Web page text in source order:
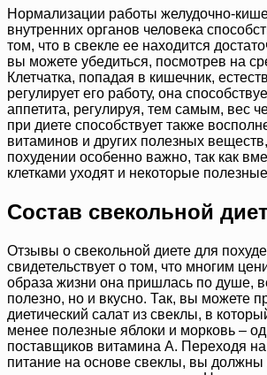
Нормализации работы желудочно-
внутренних органов человека
том, что в свекле ее находится
вы можете убедиться, посмотрев на
Клетчатка, попадая в кишечник,
регулирует его работу, она
аппетита, регулируя, тем самым, вес
при диете способствует также
витаминов и других полезных
похудении особенно важно, так как
клетками уходят и некоторые
Состав свекольной
Отзывы о свекольной диете для
свидетельствует о том, что многим
образа жизни она пришлась по душе,
полезно, но и вкусно. Так, вы можете
диетический салат из свеклы, в
менее полезные яблоки и морковь –
поставщиков витамина A. Переходя на
питание на основе свеклы, вы должны